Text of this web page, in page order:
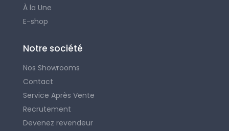
À la Une
E-shop
Notre société
Nos Showrooms
Contact
Service Après Vente
Recrutement
Devenez revendeur